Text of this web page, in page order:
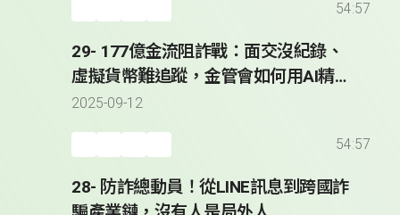
54:57
29- 177億金流阻詐戰：面交沒紀錄、
虛擬貨幣難追蹤，金管會如何用AI精準
攔截可疑帳戶？
2025-09-12
54:57
28- 防詐總動員！從LINE訊息到跨國詐